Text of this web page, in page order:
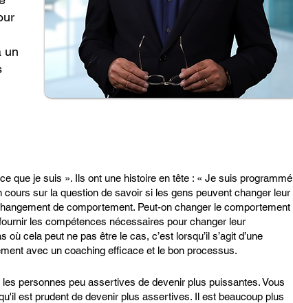
un
que je suis ». Ils ont une histoire en tête : « Je suis programmé
sur la question de savoir si les gens peuvent changer leur
de comportement. Peut-on changer le comportement
les compétences nécessaires pour changer leur
cela peut ne pas être le cas, c’est lorsqu’il s’agit d’une
avec un coaching efficace et le bon processus.
personnes peu assertives de devenir plus puissantes. Vous
est prudent de devenir plus assertives. Il est beaucoup plus